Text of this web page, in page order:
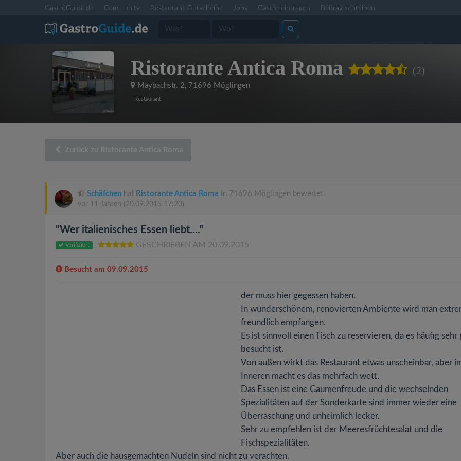
GastroGuide.de Community Restaurant-Gutscheine Jobs Gastro eintragen Beitrag schreiben
Ristorante Antica Roma (2)
Maybachstr. 2, 71696 Möglingen
Restaurant
Zurück zu Ristorante Antica Roma
Schäfchen hat Ristorante Antica Roma in 71696 Möglingen bewertet.
vor 11 Jahren (20.09.2015 17:20)
"Wer italienisches Essen liebt...."
Verifiziert GESCHRIEBEN AM 20.09.2015
Besucht am 09.09.2015
der muss hier gegessen haben.
In wunderschönem, renovierten Ambiente wird man
freundlich empfangen.
Es ist sinnvoll einen Tisch zu reservieren, da es häufig sehr
besucht ist.
Von außen wirkt das Restaurant etwas unscheinbar, aber
Inneren macht es das mehrfach wett.
Das Essen ist eine Gaumenfreude und die wechselnden
Spezialitäten auf der Sonderkarte sind immer wieder eine
Überraschung und unheimlich lecker.
Sehr zu empfehlen ist der Meeresfrüchtesalat und die
Fischspezialitäten.
Aber auch die hausgemachten Nudeln sind nicht zu verachten.